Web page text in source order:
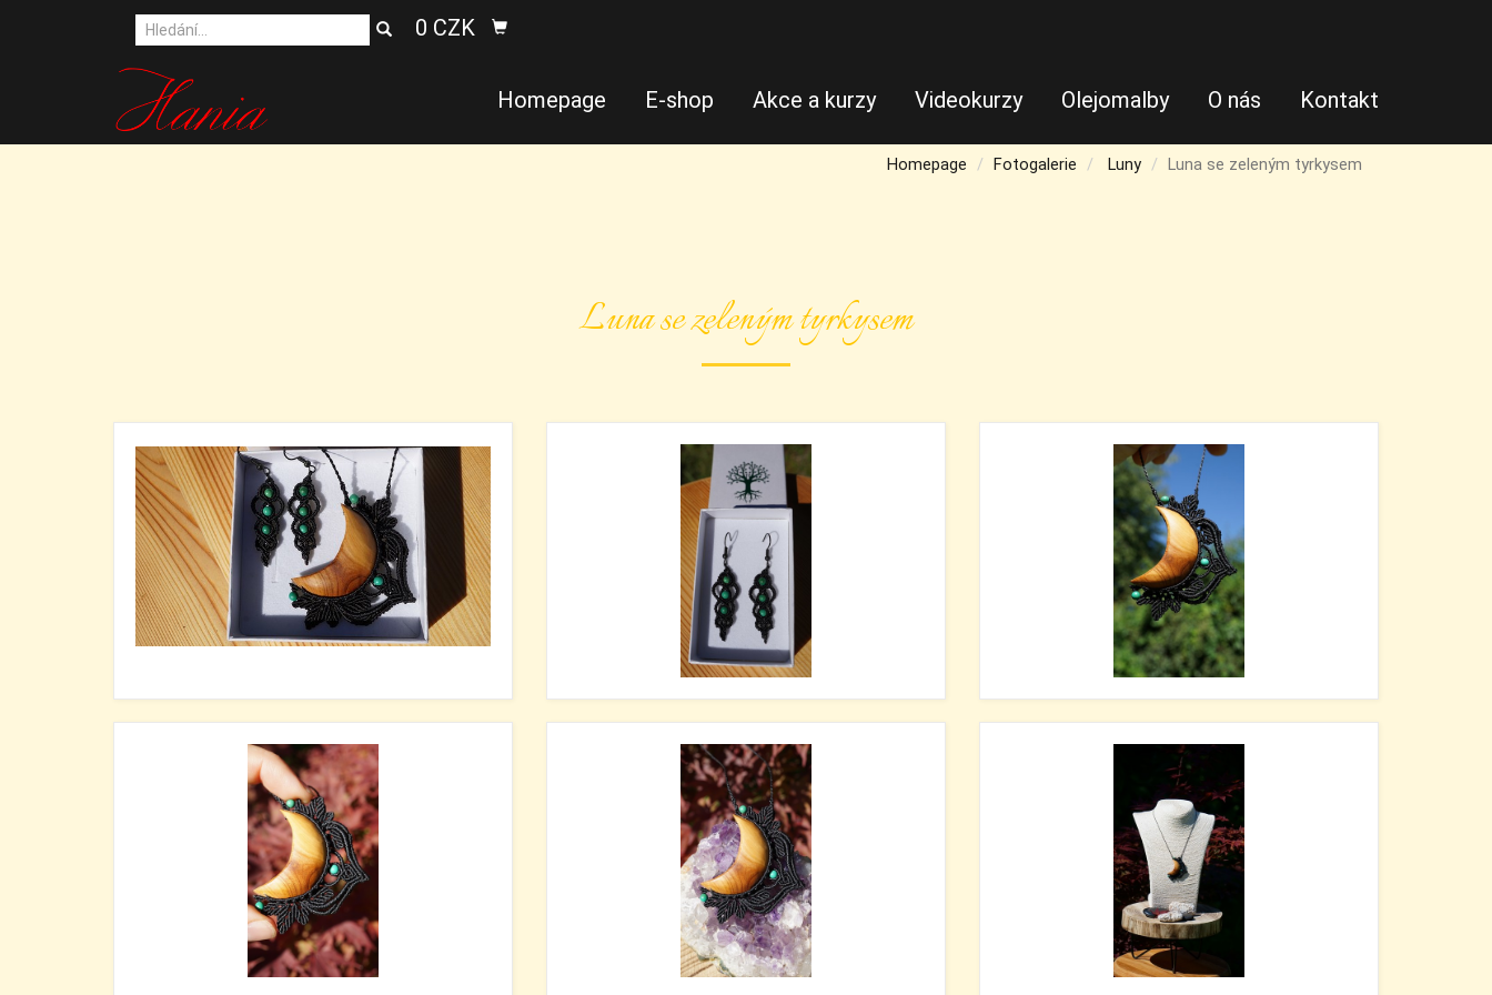
0 CZK
Homepage E-shop Akce a kurzy Videokurzy Olejomalby O nás Kontakt
Homepage Fotogalerie Luny Luna se zeleným tyrkysem
Luna se zeleným tyrkysem